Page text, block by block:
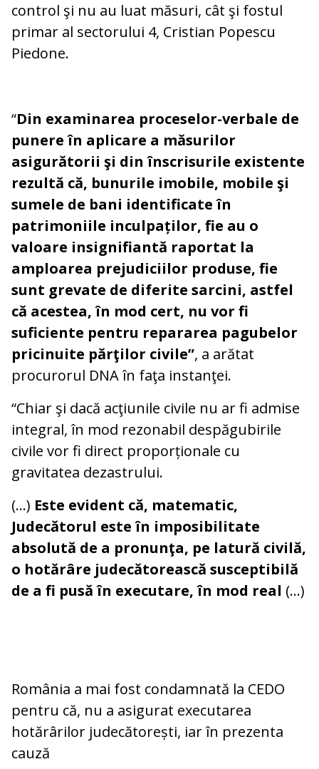
control şi nu au luat măsuri, cât şi fostul
primar al sectorului 4, Cristian Popescu
Piedone.
“Din examinarea proceselor-verbale de
punere în aplicare a măsurilor
asigurătorii şi din înscrisurile existente
rezultă că, bunurile imobile, mobile şi
sumele de bani identificate în
patrimoniile inculpaților, fie au o
valoare insignifiantă raportat la
amploarea prejudiciilor produse, fie
sunt grevate de diferite sarcini, astfel
că acestea, în mod cert, nu vor fi
suficiente pentru repararea pagubelor
pricinuite părţilor civile”, a arătat
procurorul DNA în faţa instanţei.
“Chiar şi dacă acţiunile civile nu ar fi admise
integral, în mod rezonabil despăgubirile
civile vor fi direct proporționale cu
gravitatea dezastrului.
(…) Este evident că, matematic,
Judecătorul este în imposibilitate
absolută de a pronunţa, pe latură civilă,
o hotărâre judecătorească susceptibilă
de a fi pusă în executare, în mod real (...)
România a mai fost condamnată la CEDO
pentru că, nu a asigurat executarea
hotărârilor judecătorești, iar în prezenta
cauză